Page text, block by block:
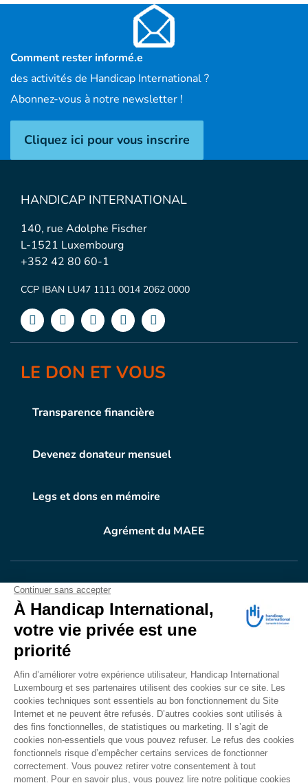
Comment rester informé.e
des activités de Handicap International ?
Abonnez-vous à notre newsletter !
Cliquez ici pour vous inscrire
HANDICAP INTERNATIONAL
140, rue Adolphe Fischer
L-1521 Luxembourg
+352 42 80 60-1
CCP IBAN LU47 1111 0014 2062 0000
LE DON ET VOUS
Transparence financière
Devenez donateur mensuel
Legs et dons en mémoire
Agrément du MAEE
VOTRE DONEN ACTION
Grâce à vous, en 2024, 604.716 personnes ont
bénéficié d’appareillage et d’activités de réadaptation.
Merci pour votre générosité.
Lire notre rapport annuel
Accessibilité